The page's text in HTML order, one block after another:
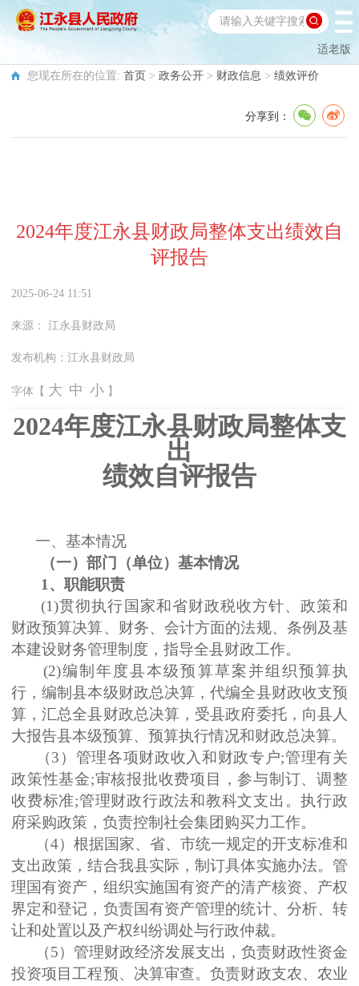
适老版
您现在所在的位置: 首页 > 政务公开 > 财政信息 > 绩效评价
分享到：
2024年度江永县财政局整体支出绩效自
评报告
2025-06-24 11:51
来源： 江永县财政局
发布机构： 江永县财政局
字体【 大 中 小 】
2024年度江永县财政局整体支
出
绩效自评报告
一、基本情况
（一）部门（单位）基本情况
1 、职能职责
(1)贯彻执行国家和省财政税收方针、政策和
财政预算决算、财务、会计方面的法规、条例及基
本建设财务管理制度，指导全县财政工作。
(2)编制年度县本级预算草案并组织预算执
行，编制县本级财政总决算，代编全县财政收支预
算，汇总全县财政总决算，受县政府委托，向县人
大报告县本级预算、预算执行情况和财政总决算。
（3 ）管理各项财政收入和财政专户;管理有关
政策性基金;审核报批收费项目，参与制订、调整
收费标准;管理财政行政法和教科文支出。执行政
府采购政策，负责控制社会集团购买力工作。
（4）根据国家、省、市统一规定的开支标准和
支出政策，结合我县实际，制订具体实施办法。管
理国有资产，组织实施国有资产的清产核资、产权
界定和登记，负责国有资产管理的统计、分析、转
让和处置以及产权纠纷调处与行政仲裁。
（5）管理财政经济发展支出，负责财政性资金
投资项目工程预、决算审查。负责财政支农、农业